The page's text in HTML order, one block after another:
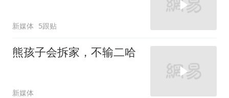
新媒体 5跟贴
熊孩子会拆家，不输二哈
新媒体